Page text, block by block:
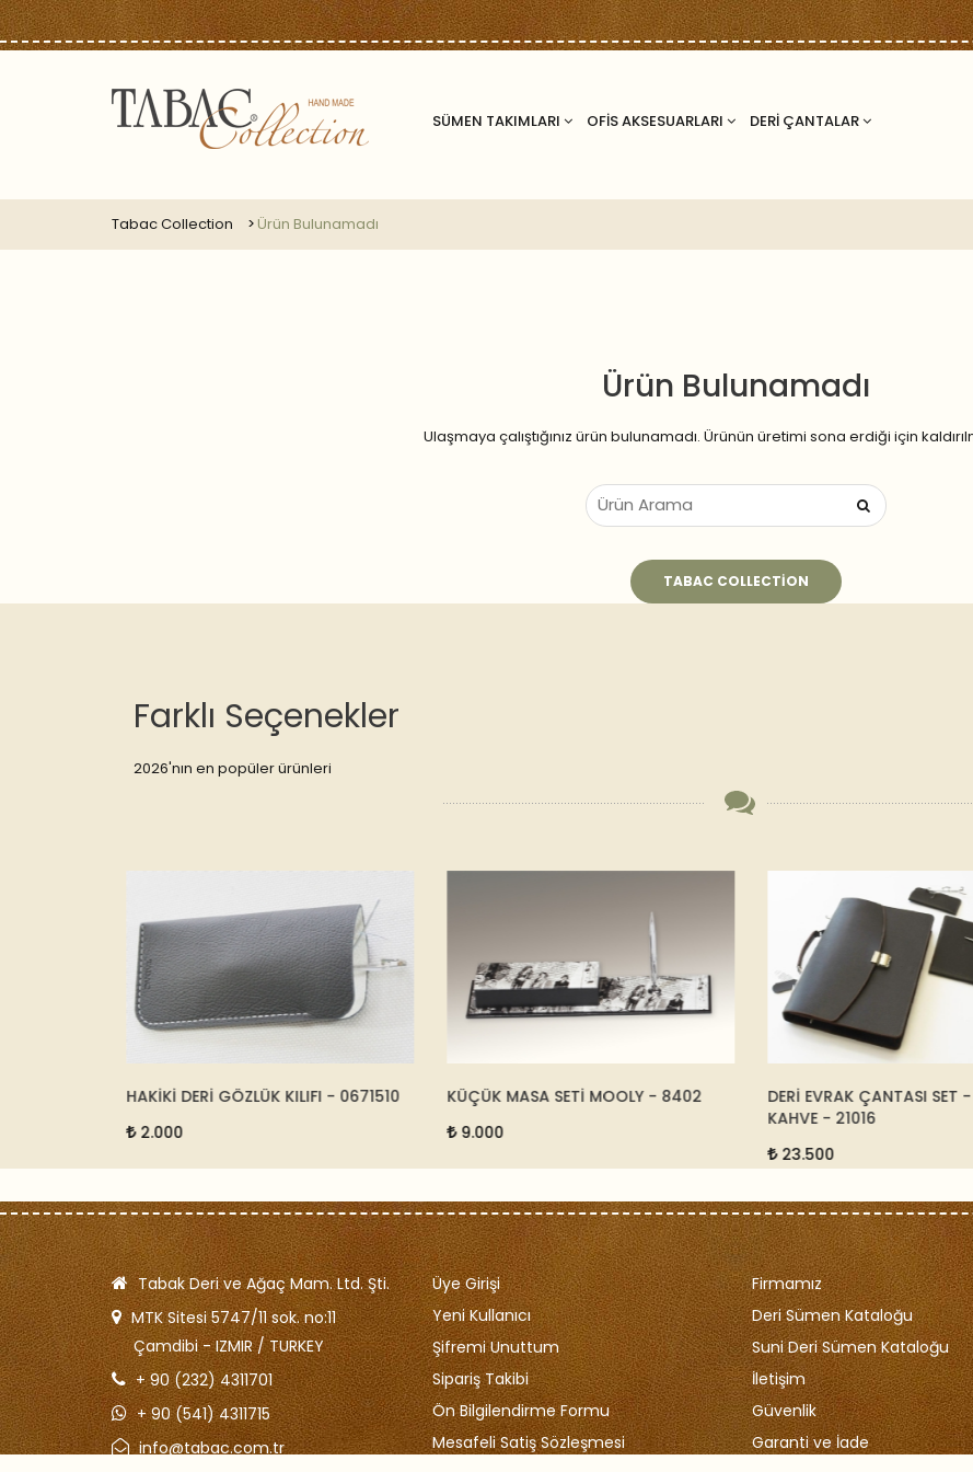
SÜMEN TAKIMLARI OFİS AKSESUARLARI
DERİ ÇANTALAR
Tabac Collection Ürün Bulunamadı
Ürün Bulunamadı
Ulaşmaya çalıştığınız ürün bulunamadı. Ürünün üretimi sona erdiği için
TABAC COLLECTION
Farklı Seçenekler
2026'nın en popüler ürünleri
HAKİKİ DERİ GÖZLÜK KILIFI - 0671510
2.000
KÜÇÜK MASA SETİ MOOLY - 8402
9.000
DERİ EVRAK ÇANTASI SET -
KAHVE - 21016
23.500
Tabak Deri ve Ağaç Mam. Ltd. Şti.
MTK Sitesi 5747/11 sok. no:11
Çamdibi - IZMIR / TURKEY
+ 90 (232) 4311701
+ 90 (541) 4311715
info@tabac.com.tr
Üye Girişi
Yeni Kullanıcı
Şifremi Unuttum
Sipariş Takibi
Ön Bilgilendirme Formu
Mesafeli Satiş Sözleşmesi
Firmamız
Deri Sümen Kataloğu
Suni Deri Sümen Kataloğu
İletişim
Güvenlik
Garanti ve İade